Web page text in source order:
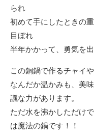
られ
初めて手にしたときの
目ぼれ
半年かかって、勇気を
この銅鍋で作るチャイ
なんだか温かみも、美
議な力があります。
ただ水を沸かしただけ
は魔法の鍋です！！